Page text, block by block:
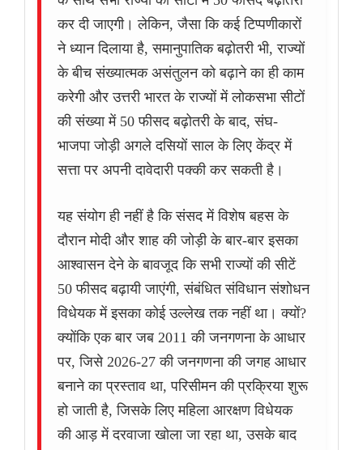
कर दी जाएगी। लेकिन, जैसा कि कई टिप्पणीकारों
ने ध्यान दिलाया है, समानुपातिक बढ़ोतरी भी, राज्यों
के बीच संख्यात्मक असंतुलन को बढ़ाने का ही काम
करेगी और उत्तरी भारत के राज्यों में लोकसभा सीटों
की संख्या में 50 फीसद बढ़ोतरी के बाद, संघ-
भाजपा जोड़ी अगले दसियों साल के लिए केंद्र में
सत्ता पर अपनी दावेदारी पक्की कर सकती है।
यह संयोग ही नहीं है कि संसद में विशेष बहस के
दौरान मोदी और शाह की जोड़ी के बार-बार इसका
आश्वासन देने के बावजूद कि सभी राज्यों की सीटें
50 फीसद बढ़ायी जाएंगी, संबंधित संविधान संशोधन
विधेयक में इसका कोई उल्लेख तक नहीं था। क्यों?
क्योंकि एक बार जब 2011 की जनगणना के आधार
पर, जिसे 2026-27 की जनगणना की जगह आधार
बनाने का प्रस्ताव था, परिसीमन की प्रक्रिया शुरू
हो जाती है, जिसके लिए महिला आरक्षण विधेयक
की आड़ में दरवाजा खोला जा रहा था, उसके बाद